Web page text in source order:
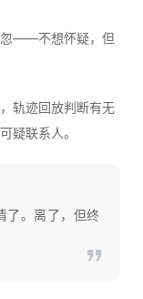
忽——不想怀疑，但
轨迹回放判断有无
疑联系人。
了。离了，但终